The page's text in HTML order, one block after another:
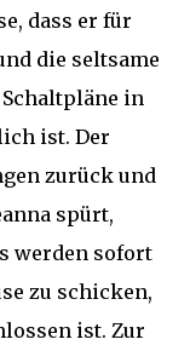
dass er für
die seltsame
in
ist. Der
zurück und
spürt,
werden sofort
zu schicken,
ist. Zur